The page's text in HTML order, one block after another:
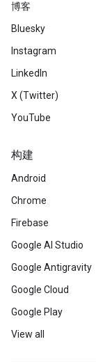
博客
Bluesky
Instagram
LinkedIn
X (Twitter)
YouTube
构建
Android
Chrome
Firebase
Google AI Studio
Google Antigravity
Google Cloud
Google Play
View all